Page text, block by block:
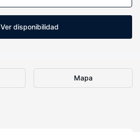
Ver disponibilidad
Mapa